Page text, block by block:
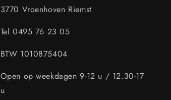
3770 Vroenhoven Riemst
Tel 0495 76 23 05
BTW 1010875404
Open op weekdagen 9-12 u / 12.30-17
u